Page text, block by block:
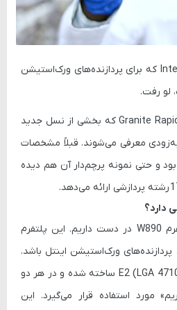
که برای پردازنده‌های ورک‌استیشن
لو رفت.
پردازنده‌های ورک‌استیشن Granite Rapids که بخشی از نسل جدید
معرفی می‌شوند. قبلاً مشخصات
و حتی نمونه پرچم‌دار آن هم دیده
ارائه می‌دهد.
حالا اطلاعات بیشتری از پلتفرم W890 در دست داریم. این پلتفرم
ورک‌استیشن اینتل باشد.
E2 (LGA ساخته شده و در هر دو
مورد استفاده قرار می‌گیرد. این